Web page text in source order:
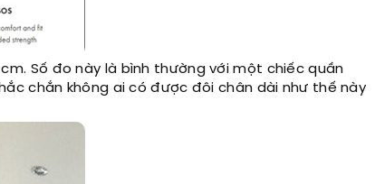
Số đo này là bình thường với một chiếc quần
chắn không ai có được đôi chân dài như thế này